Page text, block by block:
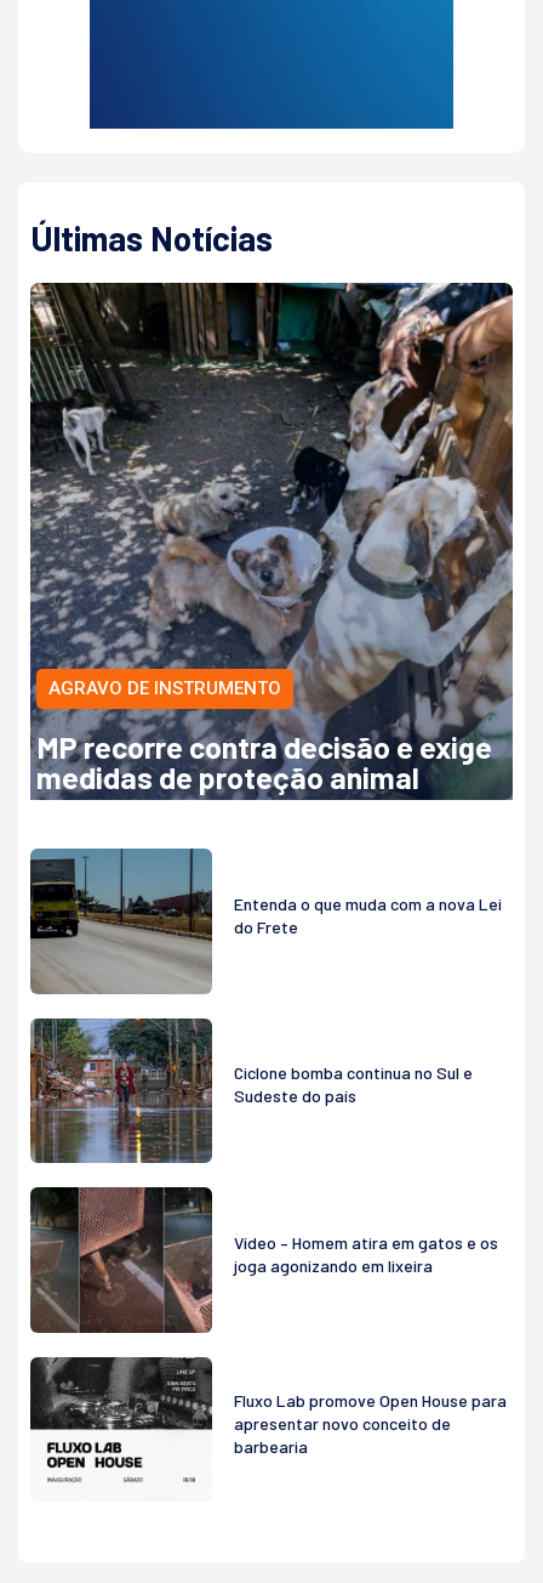
Últimas Notícias
AGRAVO DE INSTRUMENTO
MP recorre contra decisão e exige
medidas de proteção animal
Entenda o que muda com a nova Lei
do Frete
Ciclone bomba continua no Sul e
Sudeste do país
Vídeo – Homem atira em gatos e os
joga agonizando em lixeira
Fluxo Lab promove Open House para
apresentar novo conceito de
barbearia